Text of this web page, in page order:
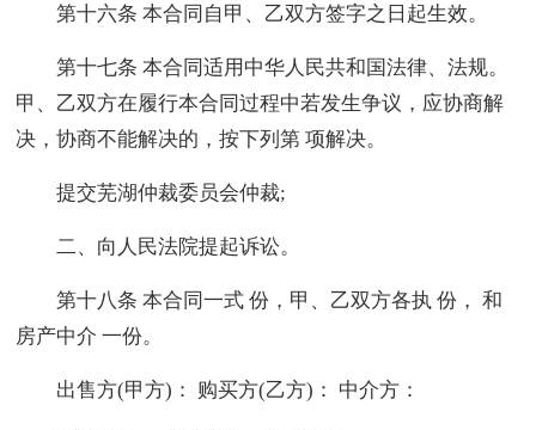
第十六条 本合同自甲、乙双方签字之日起生效。
第十七条 本合同适用中华人民共和国法律、法规。
甲、乙双方在履行本合同过程中若发生争议，应协商解
决，协商不能解决的，按下列第 项解决。
提交芜湖仲裁委员会仲裁;
二、向人民法院提起诉讼。
第十八条 本合同一式 份，甲、乙双方各执 份， 和
房产中介 一份。
出售方(甲方)： 购买方(乙方)： 中介方：